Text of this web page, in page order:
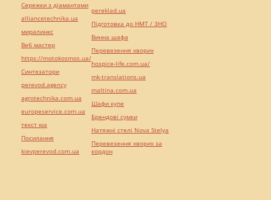
Сережки з діамантами
alliancetechnika.ua
миралинкс
Веб мастер
https://motokosmos.ua/
Синтезатори
perevod.agency
agrotechnika.com.ua
europeservice.com.ua
текст юа
Посилання
kievperevod.com.ua
pereklad.ua
Підготовка до НМТ / ЗНО
Винна шафа
Перевезення хворих
hospice-life.com.ua/
mk-translations.ua
maltina.com.ua
Шафи купе
Брендові сумки
Натяжні стелі Nova Stelya
Перевезення хворих за
кордон